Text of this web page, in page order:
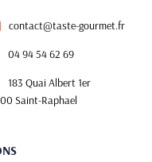
contact@taste-gourmet.fr
04 94 54 62 69
183 Quai Albert 1er
Saint-Raphael